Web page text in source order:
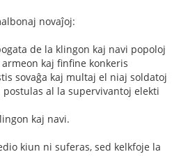
novaĵoj:
de la klingon kaj navi popoloj
kaj finfine konkeris
sovaĝa kaj multaj el niaj soldatoj
al la supervivantoj elekti
kaj navi.
kiun ni suferas, sed kelkfoje la